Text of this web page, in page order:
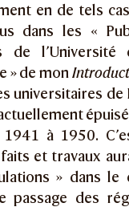
en de tels
dans les «
de
» de mon
universitaires
à 1950.
et travaux
» dans le
passage des